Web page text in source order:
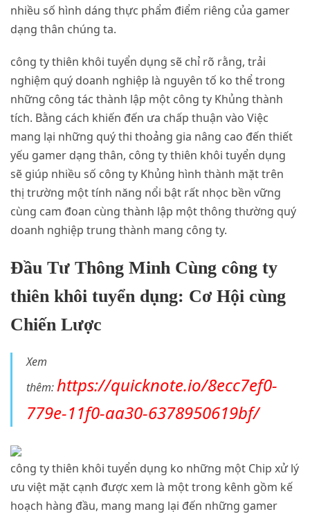
nhiều số hình dáng thực phẩm điểm riêng của gamer
dạng thân chúng ta.
công ty thiên khôi tuyển dụng sẽ chỉ rõ rằng, trải
nghiệm quý doanh nghiệp là nguyên tố ko thể trong
những công tác thành lập một công ty Khủng thành
tích. Bằng cách khiến đến ưa chấp thuận vào Việc
mang lại những quý thi thoảng gia nâng cao đến thiết
yếu gamer dạng thân, công ty thiên khôi tuyển dụng
sẽ giúp nhiều số công ty Khủng hình thành mặt trên
thị trường một tính năng nổi bật rất nhọc bền vững
cùng cam đoan cùng thành lập một thông thường quý
doanh nghiệp trung thành mang công ty.
Đầu Tư Thông Minh Cùng công ty
thiên khôi tuyển dụng: Cơ Hội cùng
Chiến Lược
Xem
thêm:https://quicknote.io/8ecc7ef0-
779e-11f0-aa30-6378950619bf/
công ty thiên khôi tuyển dụng ko những một Chip xử lý
ưu việt mặt cạnh được xem là một trong kênh gồm kế
hoạch hàng đầu, mang mang lại đến những gamer